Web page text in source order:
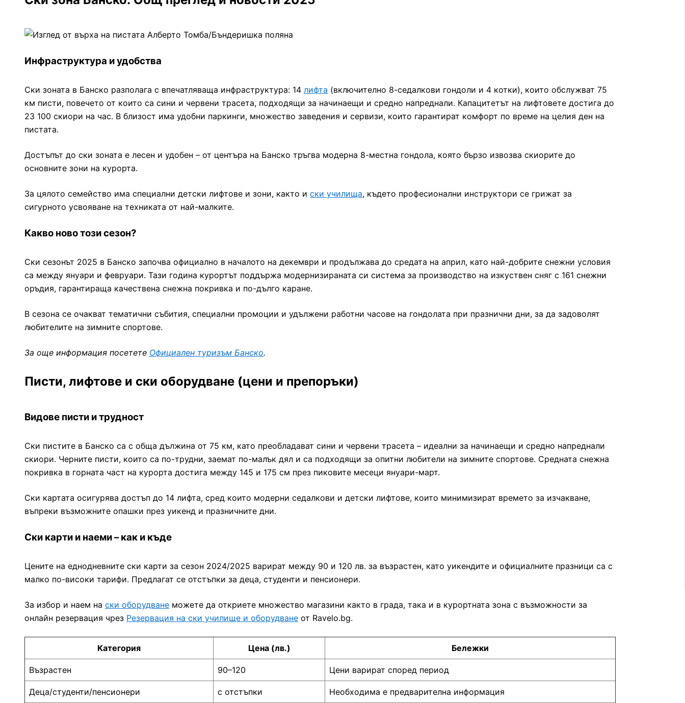
Инфраструктура и удобства
Ски зоната в Банско разполага с впечатляваща инфраструктура: 14 лифта (включително 8-седалкови гондоли и 4 котки), които обслужват 75
км писти, повечето от които са сини и червени трасета, подходящи за начинаещи и средно напреднали. Капацитетът на лифтовете достига до
23 100 скиори на час. В близост има удобни паркинги, множество заведения и сервизи, които гарантират комфорт по време на целия ден на
пистата.
Достъпът до ски зоната е лесен и удобен – от центъра на Банско тръгва модерна 8-местна гондола, която бързо извозва скиорите до
основните зони на курорта.
За цялото семейство има специални детски лифтове и зони, както и ски училища, където професионални инструктори се грижат за
сигурното усвояване на техниката от най-малките.
Какво ново този сезон?
Ски сезонът 2025 в Банско започва официално в началото на декември и продължава до средата на април, като най-добрите снежни условия
са между януари и февруари. Тази година курортът поддържа модернизираната си система за производство на изкуствен сняг с 161 снежни
оръдия, гарантираща качествена снежна покривка и по-дълго каране.
В сезона се очакват тематични събития, специални промоции и удължени работни часове на гондолата при празнични дни, за да задоволят
любителите на зимните спортове.
За още информация посетете Официален туризъм Банско.
Писти, лифтове и ски оборудване (цени и препоръки)
Видове писти и трудност
Ски пистите в Банско са с обща дължина от 75 км, като преобладават сини и червени трасета – идеални за начинаещи и средно напреднали
скиори. Черните писти, които са по-трудни, заемат по-малък дял и са подходящи за опитни любители на зимните спортове. Средната снежна
покривка в горната част на курорта достига между 145 и 175 см през пиковите месеци януари-март.
Ски картата осигурява достъп до 14 лифта, сред които модерни седалкови и детски лифтове, които минимизират времето за изчакване,
въпреки възможните опашки през уикенд и празничните дни.
Ски карти и наеми – как и къде
Цените на еднодневните ски карти за сезон 2024/2025 варират между 90 и 120 лв. за възрастен, като уикендите и официалните празници са с
малко по-високи тарифи. Предлагат се отстъпки за деца, студенти и пенсионери.
За избор и наем на ски оборудване можете да откриете множество магазини както в града, така и в курортната зона с възможности за
онлайн резервация чрез Резервация на ски училище и оборудване от Ravelo.bg.
Категория Цена (лв.) Бележки
Възрастен 90–120 Цени варират според период
Деца/студенти/пенсионери с отстъпки Необходима е предварителна информация